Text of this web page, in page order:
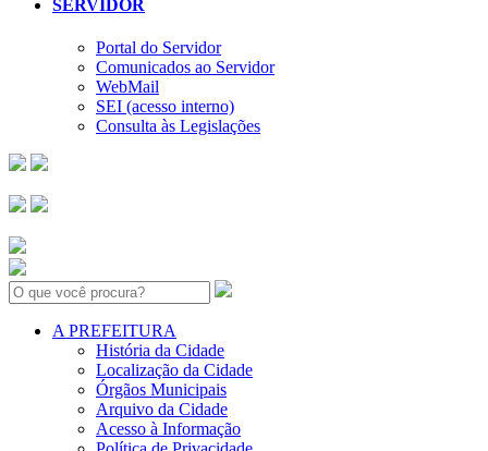
SERVIDOR
Portal do Servidor
Comunicados ao Servidor
WebMail
SEI (acesso interno)
Consulta às Legislações
Search:
A PREFEITURA
História da Cidade
Localização da Cidade
Órgãos Municipais
Arquivo da Cidade
Acesso à Informação